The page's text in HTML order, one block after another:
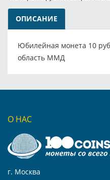
ОПИСАНИЕ
Юбилейная монета 10
область ММД
О НАС
г. Москва